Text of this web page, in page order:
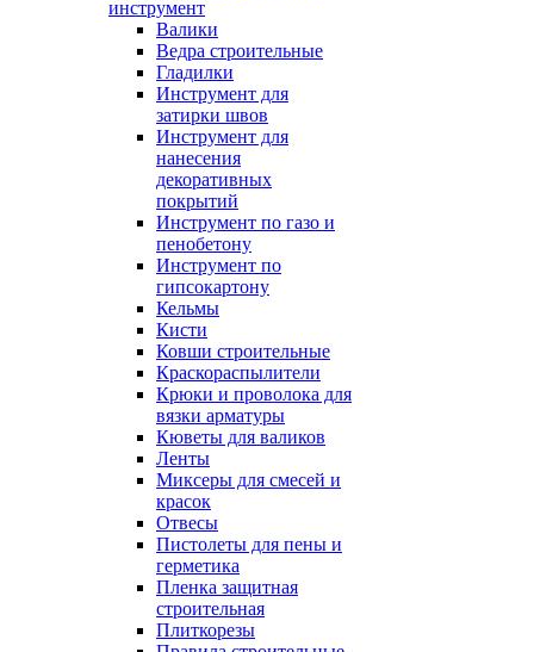
инструмент
Валики
Ведра строительные
Гладилки
Инструмент для
затирки швов
Инструмент для
нанесения
декоративных
покрытий
Инструмент по газо и
пенобетону
Инструмент по
гипсокартону
Кельмы
Кисти
Ковши строительные
Краскораспылители
Крюки и проволока для
вязки арматуры
Кюветы для валиков
Ленты
Миксеры для смесей и
красок
Отвесы
Пистолеты для пены и
герметика
Пленка защитная
строительная
Плиткорезы